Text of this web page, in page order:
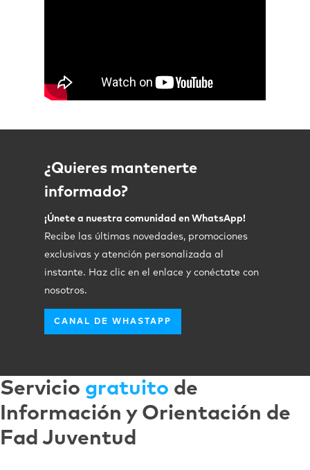
¿Quieres mantenerte
informado?
¡Únete a nuestra comunidad en WhatsApp!
Recibe las últimas novedades, promociones
exclusivas y atención personalizada al
instante. Haz clic en el enlace y conéctate con
nosotros.
CANAL DE WHASTAPP
Servicio gratuito de
Información y Orientación de
Fad Juventud